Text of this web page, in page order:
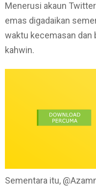
Menerusi akaun
emas digadaikan
waktu kecemasan dan
kahwin.
Sementara itu,